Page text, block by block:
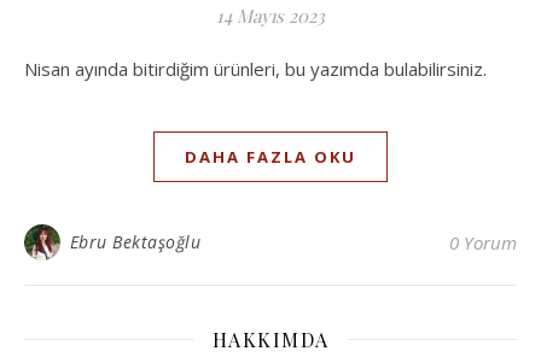
14 Mayıs 2023
Nisan ayında bitirdiğim ürünleri, bu yazımda bulabilirsiniz.
DAHA FAZLA OKU
Ebru Bektaşoğlu 0 Yorum
HAKKIMDA